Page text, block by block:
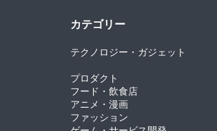
カテゴリー
テクノロジー・ガジェット
プロダクト
フード・飲食店
アニメ・漫画
ファッション